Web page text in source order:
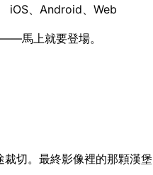
iOS、Android、Web
馬上就要登場。
切。最終影像裡的那顆漢